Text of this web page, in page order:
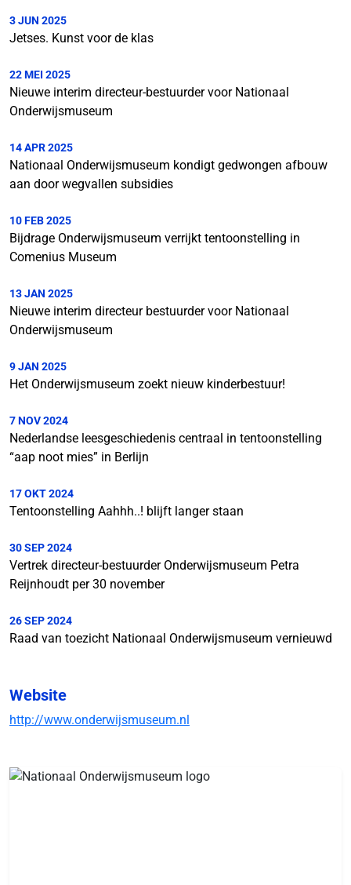
3 JUN 2025
Jetses. Kunst voor de klas
22 MEI 2025
Nieuwe interim directeur-bestuurder voor Nationaal
Onderwijsmuseum
14 APR 2025
Nationaal Onderwijsmuseum kondigt gedwongen afbouw
aan door wegvallen subsidies
10 FEB 2025
​​​​​​​Bijdrage Onderwijsmuseum verrijkt tentoonstelling in
Comenius Museum
13 JAN 2025
Nieuwe interim directeur bestuurder voor Nationaal
Onderwijsmuseum
9 JAN 2025
Het Onderwijsmuseum zoekt nieuw kinderbestuur!
7 NOV 2024
Nederlandse leesgeschiedenis centraal in tentoonstelling
“aap noot mies” in Berlijn
17 OKT 2024
Tentoonstelling Aahhh..! blijft langer staan
30 SEP 2024
Vertrek directeur-bestuurder Onderwijsmuseum Petra
Reijnhoudt per 30 november
26 SEP 2024
Raad van toezicht Nationaal Onderwijsmuseum vernieuwd
Website
http://www.onderwijsmuseum.nl